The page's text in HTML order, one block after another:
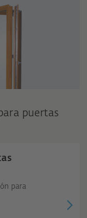
puertas
para